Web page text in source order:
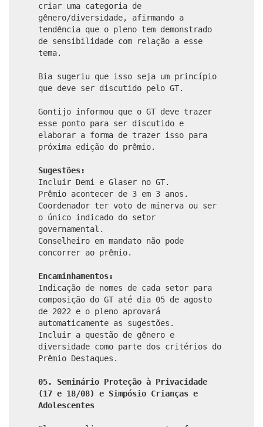
criar uma categoria de
gênero/diversidade, afirmando a
tendência que o pleno tem demonstrado
de sensibilidade com relação a esse
tema.
Bia sugeriu que isso seja um princípio
que deve ser discutido pelo GT.
Gontijo informou que o GT deve trazer
esse ponto para ser discutido e
elaborar a forma de trazer isso para
próxima edição do prêmio.
Sugestões:
Incluir Demi e Glaser no GT.
Prêmio acontecer de 3 em 3 anos.
Coordenador ter voto de minerva ou ser
o único indicado do setor
governamental.
Conselheiro em mandato não pode
concorrer ao prêmio.
Encaminhamentos:
Indicação de nomes de cada setor para
composição do GT até dia 05 de agosto
de 2022 e o pleno aprovará
automaticamente as sugestões.
Incluir a questão de gênero e
diversidade como parte dos critérios do
Prêmio Destaques.
05. Seminário Proteção à Privacidade
(17 e 18/08) e Simpósio Crianças e
Adolescentes